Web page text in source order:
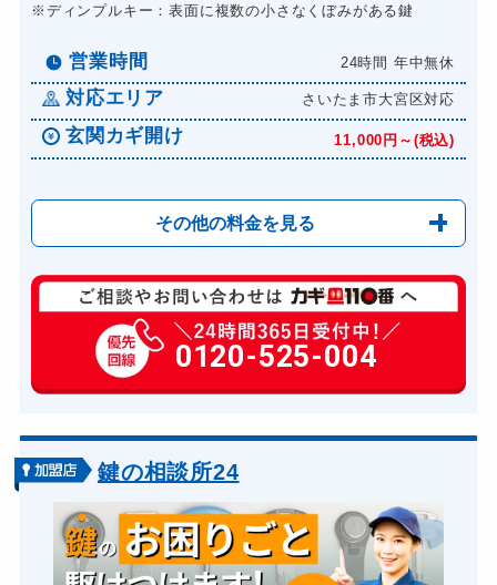
※ディンプルキー：表面に複数の小さなくぼみがある鍵
営業時間 24時間 年中無休
対応エリア さいたま市大宮区対応
玄関カギ開け 11,000円～(税込)
その他の料金を見る
玄関カギ修理 6,600円～(税込)
玄関カギ作成 14,300円～(税込)
玄関カギ交換 14,300円～(税込)
バイクカギ開け
バイクカギ作成 16,500円～(税込)
スーツケースカギ開け 8,800円～(税込)
金庫カギ開け
0120-525-004
鍵の相談所24